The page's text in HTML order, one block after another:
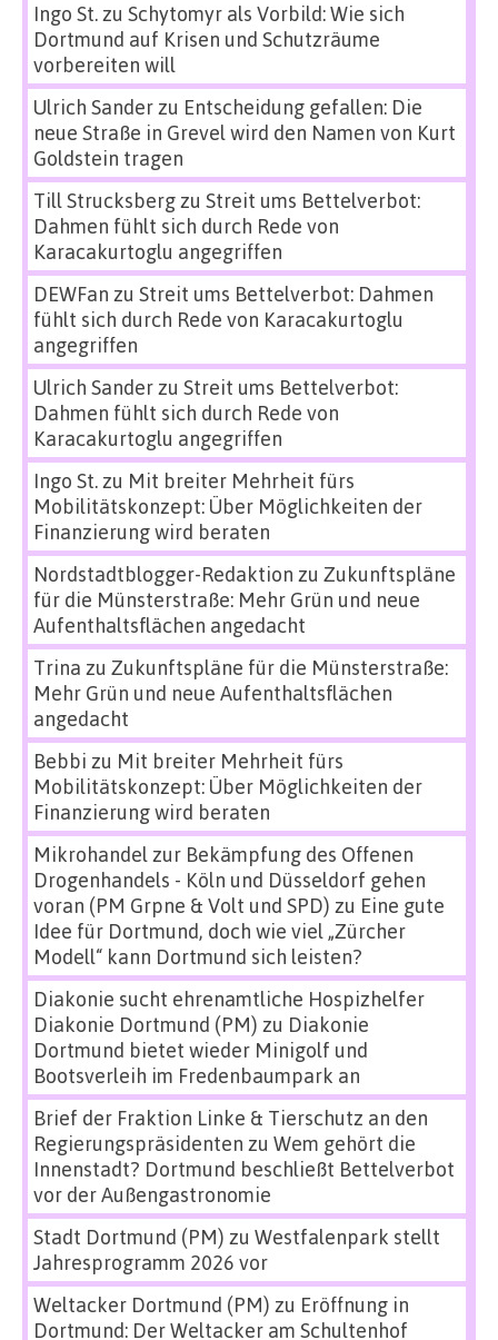
Ingo St.zu Schytomyr als Vorbild: Wie sich
Dortmund auf Krisen und Schutzräume
vorbereiten will
Ulrich Sanderzu Entscheidung gefallen: Die
neue Straße in Grevel wird den Namen von Kurt
Goldstein tragen
Till Strucksbergzu Streit ums Bettelverbot:
Dahmen fühlt sich durch Rede von
Karacakurtoglu angegriffen
DEWFan zu Streit ums Bettelverbot: Dahmen
fühlt sich durch Rede von Karacakurtoglu
angegriffen
Ulrich Sanderzu Streit ums Bettelverbot:
Dahmen fühlt sich durch Rede von
Karacakurtoglu angegriffen
Ingo St.zu Mit breiter Mehrheit fürs
Mobilitätskonzept: Über Möglichkeiten der
Finanzierung wird beraten
Nordstadtblogger-Redaktion zu Zukunftspläne
für die Münsterstraße: Mehr Grün und neue
Aufenthaltsflächen angedacht
Trina zu Zukunftspläne für die Münsterstraße:
Mehr Grün und neue Aufenthaltsflächen
angedacht
Bebbi zu Mit breiter Mehrheit fürs
Mobilitätskonzept: Über Möglichkeiten der
Finanzierung wird beraten
Mikrohandel zur Bekämpfung des Offenen
Drogenhandels - Köln und Düsseldorf gehen
voran (PM Grpne & Volt und SPD) zu Eine gute
Idee für Dortmund, doch wie viel „Zürcher
Modell“ kann Dortmund sich leisten?
Diakonie sucht ehrenamtliche Hospizhelfer
Diakonie Dortmund (PM) zu Diakonie
Dortmund bietet wieder Minigolf und
Bootsverleih im Fredenbaumpark an
Brief der Fraktion Linke & Tierschutz an den
Regierungspräsidenten zu Wem gehört die
Innenstadt? Dortmund beschließt Bettelverbot
vor der Außengastronomie
Stadt Dortmund (PM) zu Westfalenpark stellt
Jahresprogramm 2026 vor
Weltacker Dortmund (PM) zu Eröffnung in
Dortmund: Der Weltacker am Schultenhof